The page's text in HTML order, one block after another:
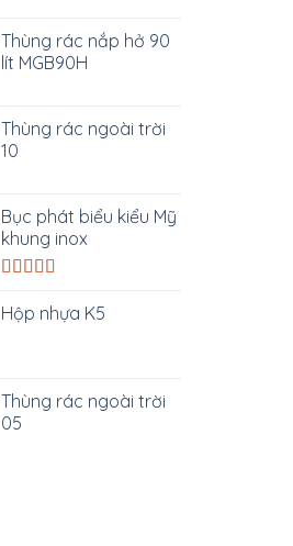
Thùng rác nắp hở 90
lít MGB90H
Thùng rác ngoài trời
10
Bục phát biểu kiểu Mỹ
khung inox
hạng 5.005
sao
Hộp nhựa K5
Thùng rác ngoài trời
05